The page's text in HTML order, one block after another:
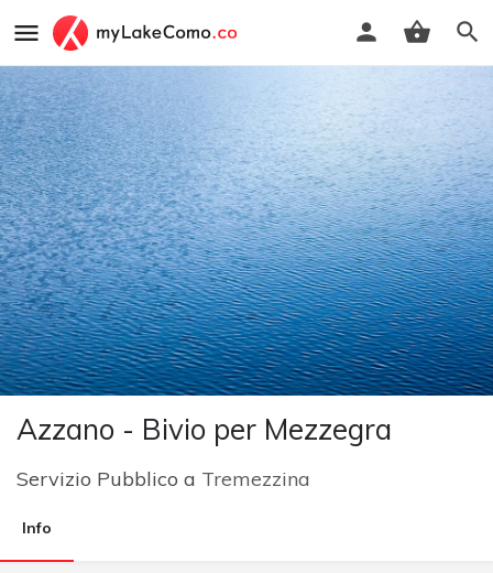
Azzano - Bivio per Mezzegra
Servizio Pubblico a Tremezzina
Info